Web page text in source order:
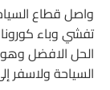
واصل قطاع
تفشي وباء
الحل الافضل
السياحة ولاسفر